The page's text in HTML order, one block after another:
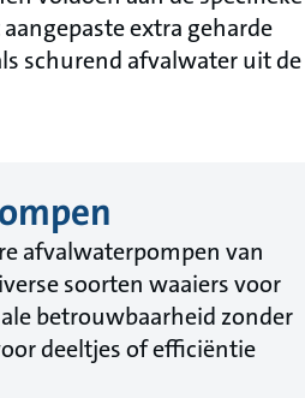
extra geharde
schurend afvalwater uit de
afvalwaterpompen van
soorten waaiers voor
betrouwbaarheid zonder
deeltjes of efficiëntie